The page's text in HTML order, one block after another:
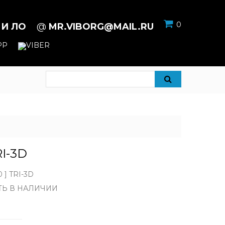
0
ЛО @ MR.VIBORG@MAIL.RU
3D
TRI-3D
В НАЛИЧИИ